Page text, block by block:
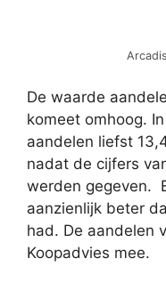
De waarde
komeet omhoog.
aandelen liefst
nadat de cijfers
werden gegeven.
aanzienlijk beter
had. De aandelen
Koopadvies mee.